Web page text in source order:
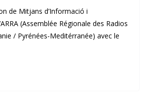
de Mitjans d’Informació i
(Assemblée Régionale des Radios
/ Pyrénées-Meditérranée) avec le